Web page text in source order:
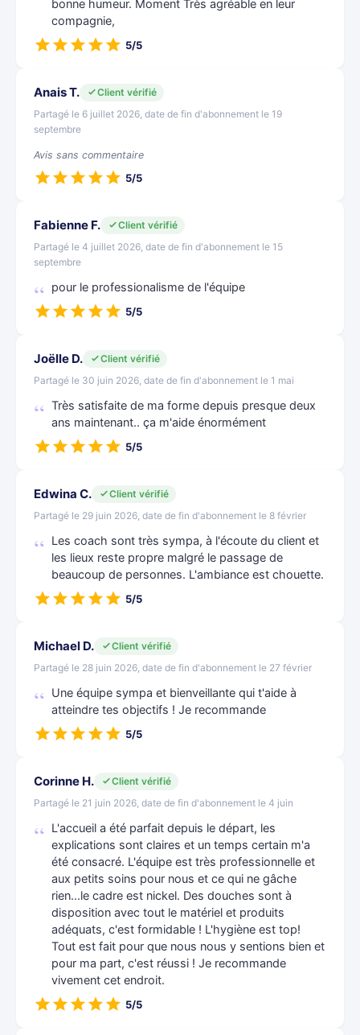
bonne humeur. Moment Très agréable en leur
compagnie,
5/5
Anais T.
Client vérifié
Partagé le 6 juillet 2026, date de fin d'abonnement le 19
septembre
Avis sans commentaire
5/5
Fabienne F.
Client vérifié
Partagé le 4 juillet 2026, date de fin d'abonnement le 15
septembre
pour le professionalisme de l'équipe
5/5
Joëlle D.
Client vérifié
Partagé le 30 juin 2026, date de fin d'abonnement le 1 mai
Très satisfaite de ma forme depuis presque deux
ans maintenant.. ça m'aide énormément
5/5
Edwina C.
Client vérifié
Partagé le 29 juin 2026, date de fin d'abonnement le 8 février
Les coach sont très sympa, à l'écoute du client et
les lieux reste propre malgré le passage de
beaucoup de personnes. L'ambiance est chouette.
5/5
Michael D.
Client vérifié
Partagé le 28 juin 2026, date de fin d'abonnement le 27 février
Une équipe sympa et bienveillante qui t'aide à
atteindre tes objectifs ! Je recommande
5/5
Corinne H.
Client vérifié
Partagé le 21 juin 2026, date de fin d'abonnement le 4 juin
L'accueil a été parfait depuis le départ, les
explications sont claires et un temps certain m'a
été consacré. L'équipe est très professionnelle et
aux petits soins pour nous et ce qui ne gâche
rien...le cadre est nickel. Des douches sont à
disposition avec tout le matériel et produits
adéquats, c'est formidable ! L'hygiène est top!
Tout est fait pour que nous nous y sentions bien et
pour ma part, c'est réussi ! Je recommande
vivement cet endroit.
5/5